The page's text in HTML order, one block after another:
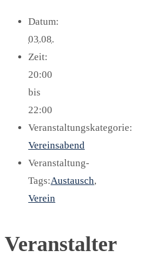
Datum:
03.08.
Zeit:
20:00
bis
22:00
Veranstaltungskategorie:
Vereinsabend
Veranstaltung-
Tags:Austausch,
Verein
Veranstalter